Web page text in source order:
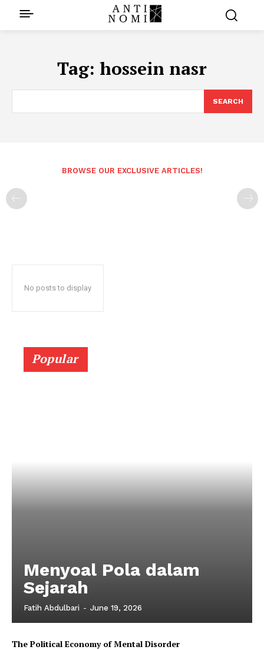
Tag: hossein nasr
SEARCH
BROWSE OUR EXCLUSIVE ARTICLES!
No posts to display
Popular
Menyoal Pola dalam
Sejarah
Fatih Abdulbari - June 19, 2026
The Political Economy of Mental Disorder